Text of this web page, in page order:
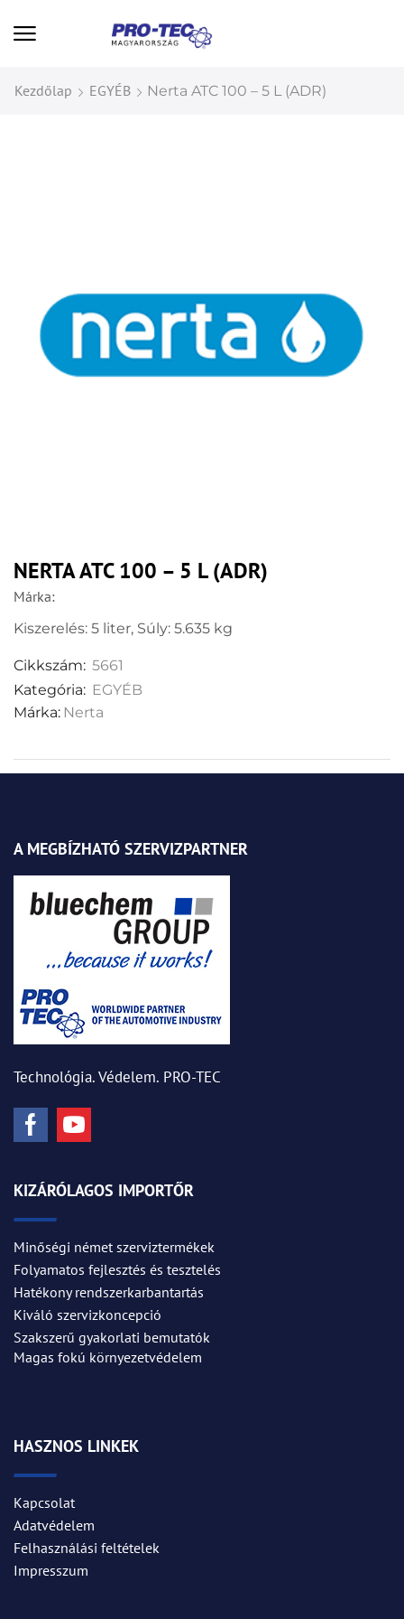
Kezdőlap EGYÉB Nerta ATC 100 – 5 L (ADR)
NERTA ATC 100 – 5 L (ADR)
Márka:
Kiszerelés: 5 liter, Súly: 5.635 kg
Cikkszám: 5661
Kategória: EGYÉB
Márka: Nerta
A MEGBÍZHATÓ SZERVIZPARTNER
Technológia. Védelem. PRO-TEC
KIZÁRÓLAGOS IMPORTŐR
Minőségi német szerviztermékek
Folyamatos fejlesztés és tesztelés
Hatékony rendszerkarbantartás
Kiváló szervizkoncepció
Szakszerű gyakorlati bemutatók
Magas fokú környezetvédelem
HASZNOS LINKEK
Kapcsolat
Adatvédelem
Felhasználási feltételek
Impresszum